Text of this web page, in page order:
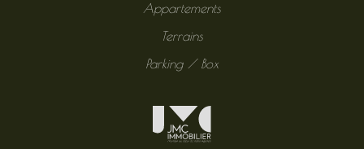
Appartements
Terrains
Parking / Box